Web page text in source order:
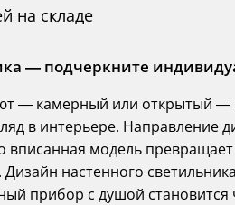
на складе
— подчеркните
— камерный или открытый —
в интерьере. Направление
модель превращает
настенного
прибор с душой становится